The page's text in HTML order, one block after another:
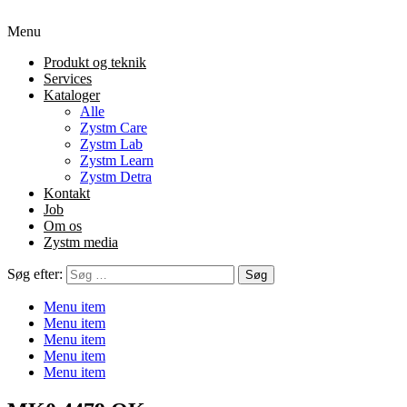
Menu
Produkt og teknik
Services
Kataloger
Alle
Zystm Care
Zystm Lab
Zystm Learn
Zystm Detra
Kontakt
Job
Om os
Zystm media
Søg efter:
Menu item
Menu item
Menu item
Menu item
Menu item